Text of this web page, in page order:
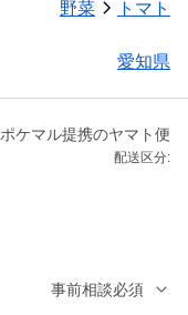
野菜 トマト
愛知県
ポケマル提携のヤマト便
配送区分:
事前相談必須